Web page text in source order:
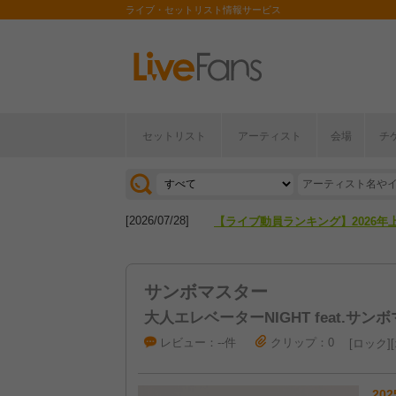
ライブ・セットリスト情報サービス
セットリスト アーティスト 会場 チ
[2026/04/27] 【フェス特集2026】フェス情報は
[2026/07/28] 【ライブ動員ランキング】2026年
サンボマスター
大人エレベーターNIGHT feat.サン
レビュー：--件 クリップ：0 ロック